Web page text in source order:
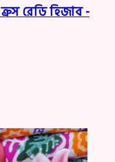
রেডি হিজাব -